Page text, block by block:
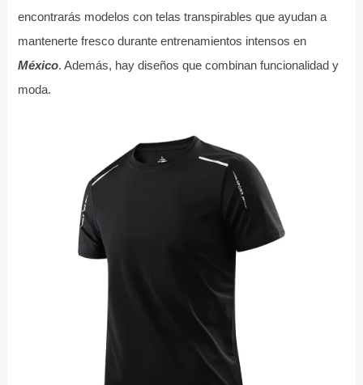
encontrarás modelos con telas transpirables que ayudan a
mantenerte fresco durante entrenamientos intensos en
México. Además, hay diseños que combinan funcionalidad y
moda.